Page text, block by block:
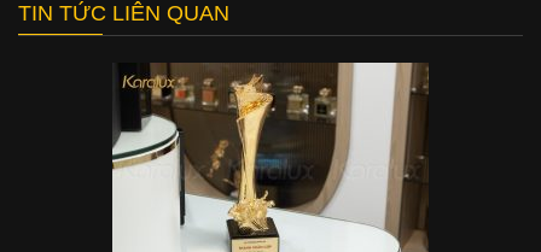
TIN TỨC LIÊN QUAN